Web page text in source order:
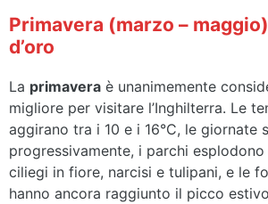
Primavera (marzo –
d’oro
La primavera è unanimemente
migliore per visitare l’Inghilterra. Le
aggirano tra i 10 e i 16°C, le giornate
progressivamente, i parchi
ciliegi in fiore, narcisi e tulipani, e le
hanno ancora raggiunto il picco